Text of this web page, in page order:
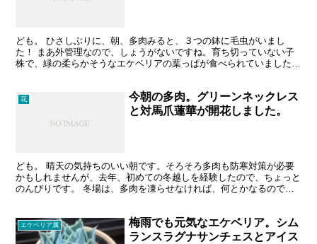
ども。 ひさしぶりに、朝、多肉みると、３つの鉢に毛虫がいまし
た！ まあ外管理なので、しょうがないですね。育ち切っていない子
株で、緑の柔らかそうなエケベリアの葉っぱが食べられていました。
花
今朝の多肉。グリーンネックレス
と対馬爪蓮華が開花しました。
ども。 晴天の気持ちのいい朝です。そろそろ多肉も防寒対策が必要
かもしれませんが、去年、初めての冬越しを経験したので、ちょっと
のんびりです。 冬場は、多肉を凍らせなければ、何とかなるので、
エケベリア属
梅雨でも元気なエケベリア。シム
ランスラグナサンチェスとアイス